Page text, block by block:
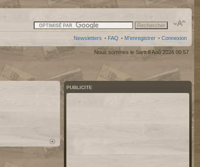
Newsletters • FAQ • M’enregistrer • Connexion
Nous sommes le Sam 8 Aoû 2026 00:57
PUBLICITE